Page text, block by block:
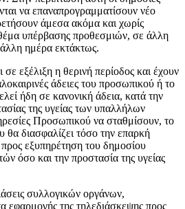
να επαναπρογραμματίσουν νέο
άμεσα ακόμα και χωρίς
υπέρβασης προθεσμιών, σε άλλη
ημέρα εκτάκτως.
σε εξέλιξη η θερινή περίοδος και έχουν
άδειες του προσωπικού ή το
ήδη σε κανονική άδεια, κατά την
της υγείας των υπαλλήλων
Προσωπικού να σταθμίσουν, το
διασφαλίζει τόσο την επαρκή
εξυπηρέτηση του δημοσίου
όσο και την προστασία της υγείας
συλλογικών οργάνων,
εφαρμογής της τηλεδιάσκεψης προς